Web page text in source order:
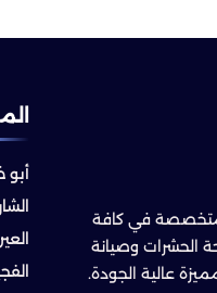
متخصصة في كافة
الحشرات وصيانة
عالية الجودة.